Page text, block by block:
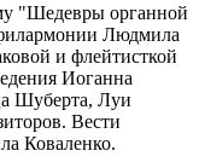
сезона
в регионе
горящий мусор
"Шедевры органной
Людмила
и флейтисткой
Иоганна
Шуберта, Луи
Вести
Коваленко.